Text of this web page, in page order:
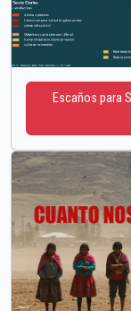
Escaños para